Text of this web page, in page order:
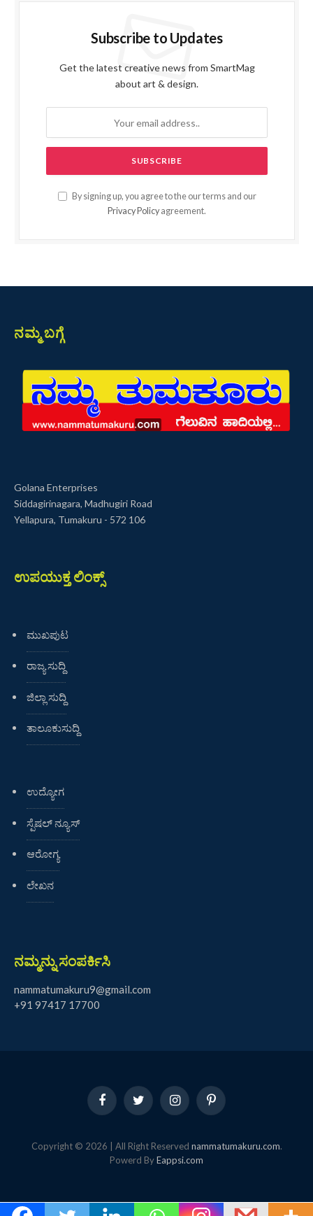
Subscribe to Updates
Get the latest creative news from SmartMag
about art & design.
By signing up, you agree to the our terms and our
Privacy Policy agreement.
ನಮ್ಮ ಬಗ್ಗೆ
Golana Enterprises
Siddagirinagara, Madhugiri Road
Yellapura, Tumakuru - 572 106
ಉಪಯುಕ್ತ ಲಿಂಕ್ಸ್
ಮುಖಪುಟ
ರಾಜ್ಯ ಸುದ್ದಿ
ಜಿಲ್ಲಾ ಸುದ್ದಿ
ತಾಲೂಕುಸುದ್ದಿ
ಉದ್ಯೋಗ
ಸ್ಪೆಷಲ್ ನ್ಯೂಸ್
ಆರೋಗ್ಯ
ಲೇಖನ
ನಮ್ಮನ್ನು ಸಂಪರ್ಕಿಸಿ
nammatumakuru9@gmail.com
+91 97417 17700
FacebookTwitter InstagramPinterest
Copyright © 2026 | All Right Reserved nammatumakuru.com.
Powerd ByEappsi.com